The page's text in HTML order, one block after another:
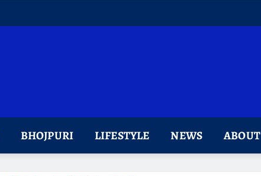
BHOJPURI LIFESTYLE NEWS ABOUT